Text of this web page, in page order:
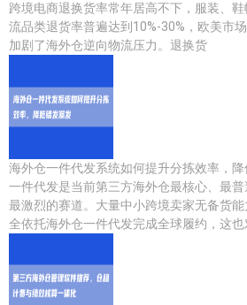
跨境电商退换货率常年居高不下，服装、
流品类退货率普遍达到10%-30%，欧美市
加剧了海外仓逆向物流压力。退换货
海外仓一件代发系统如何提升分拣效率，
一件代发是当前第三方海外仓最核心、最
最激烈的赛道。大量中小跨境卖家无备货
全依托海外仓一件代发完成全球履约，这也